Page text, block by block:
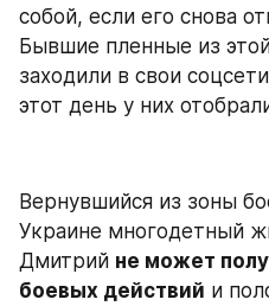
собой, если его снова
Бывшие пленные из
заходили в свои
этот день у них
Вернувшийся из зоны
Украине многодетный
Дмитрий не может
боевых действий и